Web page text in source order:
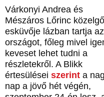
Várkonyi Andrea és
Mészáros Lőrinc közelgő
esküvője lázban tartja az
országot, főleg mivel
keveset lehet tudni a
részletekről. A Blikk
értesülései szerint a
nap a jövő hét végén,